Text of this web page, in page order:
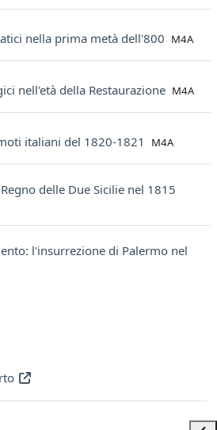
nella prima metà dell'800 File
M4A
nell'età della Restaurazione File
M4A
italiani del 1820-1821 File
M4A
delle Due Sicilie nel 1815
l'insurrezione di Palermo nel